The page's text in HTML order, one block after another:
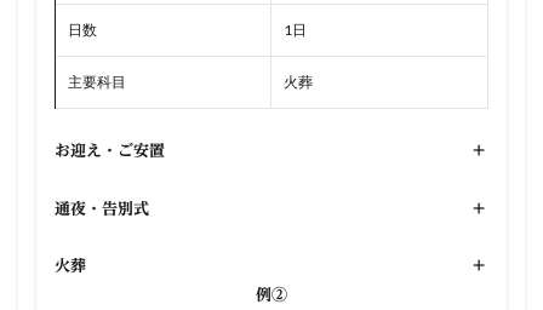
日数 1日
主要科目 火葬
お迎え・ご安置 +
通夜・告別式 +
火葬
+
例②